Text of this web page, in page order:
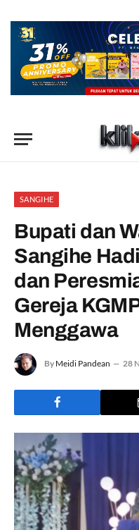
SANGIHE
Bupati dan
Sangihe
dan
Gereja
Menggawa
By Meidi Pandean 28